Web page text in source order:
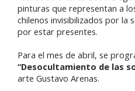
pinturas que representan a
chilenos invisibilizados por la
por estar presentes.
Para el mes de abril, se
“Desocultamiento de las
arte Gustavo Arenas.